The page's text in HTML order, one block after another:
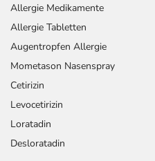
Allergie Medikamente
Allergie Tabletten
Augentropfen Allergie
Mometason Nasenspray
Cetirizin
Levocetirizin
Loratadin
Desloratadin